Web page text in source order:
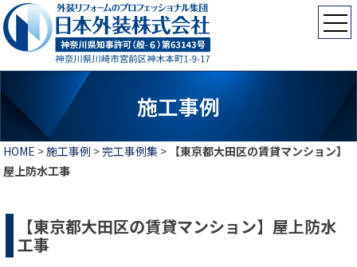
施工事例
HOME >施工事例 >完工事例集 > 【東京都大田区の賃貸マンション】
屋上防水工事
【東京都大田区の賃貸マンション】屋上防水
工事